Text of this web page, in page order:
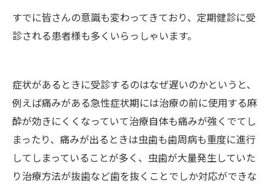
すでに皆さんの意識も変わってきており、定期健診に受
診される患者様も多くいらっしゃいます。
症状があるときに受診するのはなぜ遅いのかというと、
例えば痛みがある急性症状期には治療の前に使用する麻
酔が効きにくくなっていて治療自体も痛みが強くでてし
まったり、痛みが出るときは虫歯も歯周病も重度に進行
してしまっていることが多く、虫歯が大量発生していた
り治療方法が抜歯など歯を抜くことでしか対応ができな